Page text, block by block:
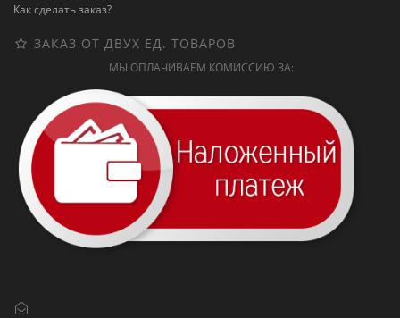
Как сделать заказ?
ЗАКАЗ ОТ ДВУХ ЕД. ТОВАРОВ
МЫ ОПЛАЧИВАЕМ КОМИССИЮ ЗА: